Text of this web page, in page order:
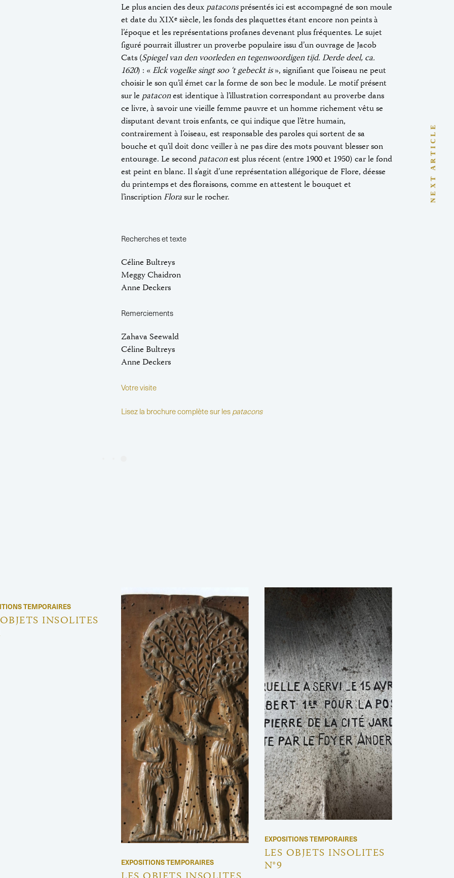
NEXT ARTICLE
Le plus ancien des deuxpataconsprésentés ici est accompagné de son moule
et date du XIXesiècle, les fonds des plaquettes étant encore non peints à
l’époque et les représentations profanes devenant plus fréquentes. Le sujet
figuré pourrait illustrer un proverbe populaire issu d’un ouvrage de Jacob
Cats (Spiegel van den voorleden en tegenwoordigen tijd. Derde deel, ca.
1620) : «Elck vogelke singt soo ‘t gebeckt is», signifiant que l’oiseau ne peut
choisir le son qu’il émet car la forme de son bec le module. Le motif présent
sur lepataconest identique à l’illustration correspondant au proverbe dans
ce livre, à savoir une vieille femme pauvre et un homme richement vêtu se
disputant devant trois enfants, ce qui indique que l’être humain,
contrairement à l’oiseau, est responsable des paroles qui sortent de sa
bouche et qu’il doit donc veiller à ne pas dire des mots pouvant blesser son
entourage. Le secondpataconest plus récent (entre 1900 et 1950) car le fond
est peint en blanc. Il s’agit d’une représentation allégorique de Flore, déesse
du printemps et des floraisons, comme en attestent le bouquet et
l’inscriptionFlorasur le rocher.
Recherches et texte
Céline Bultreys
Meggy Chaidron
Anne Deckers
Remerciements
Zahava Seewald
Céline Bultreys
Anne Deckers
Votre visite
Lisez la brochure complète sur lespatacons
TEMPORAIRES
INSOLITES
EXPOSITIONS TEMPORAIRES
EXPOSITIONS TEMPORAIRES
LES OBJETS INSOLITES
N°9